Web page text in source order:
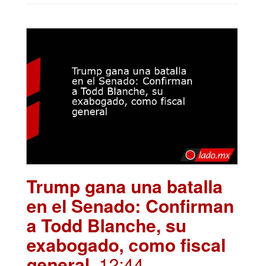
Trump gana una batalla
en el Senado: Confirman
a Todd Blanche, su
exabogado, como fiscal